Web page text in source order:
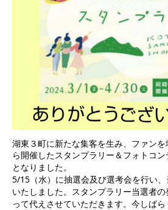
湖東３町に新たな集客を生み、ファン
ら開催したスタンプラリー＆フォトコ
となりました。
5/15 （水）に抽選会及び選考会を行い
いたしました。スタンプラリー当選者
って代えさせていただきます。今しばら